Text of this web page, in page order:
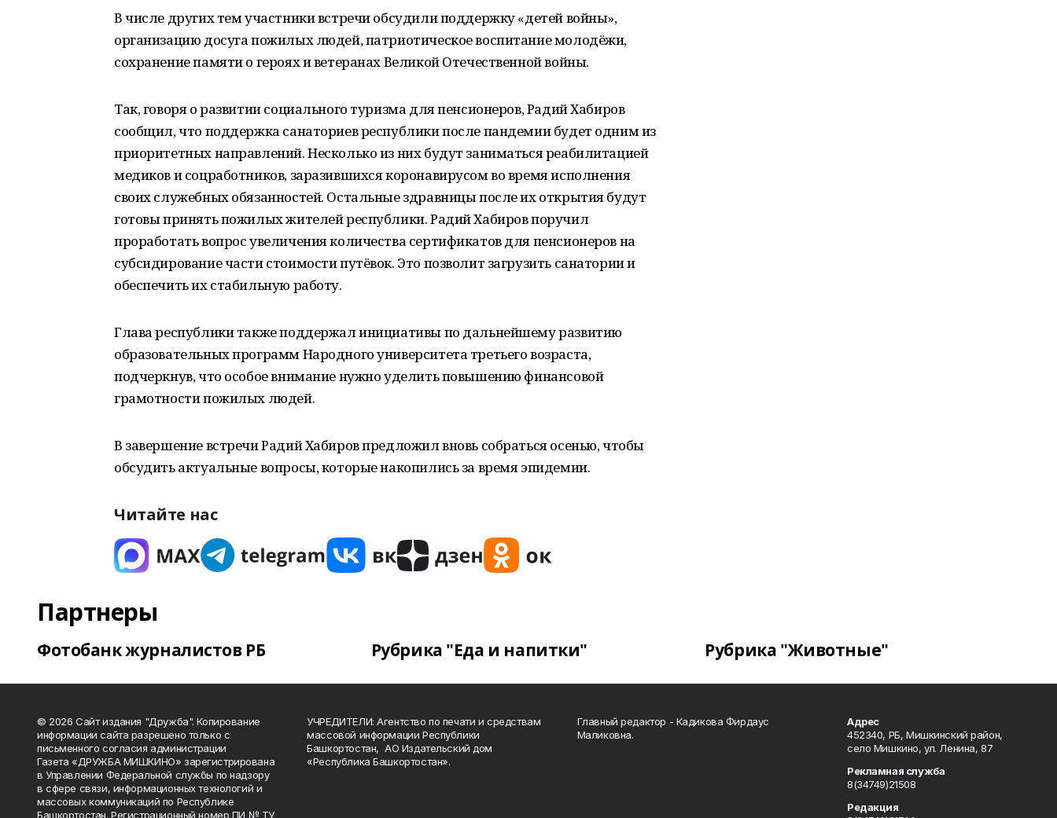
В числе других тем участники встречи обсудили поддержку «детей войны»,
организацию досуга пожилых людей, патриотическое воспитание молодёжи,
сохранение памяти о героях и ветеранах Великой Отечественной войны.
Так, говоря о развитии социального туризма для пенсионеров, Радий Хабиров
сообщил, что поддержка санаториев республики после пандемии будет одним из
приоритетных направлений. Несколько из них будут заниматься реабилитацией
медиков и соцработников, заразившихся коронавирусом во время исполнения
своих служебных обязанностей. Остальные здравницы после их открытия будут
готовы принять пожилых жителей республики. Радий Хабиров поручил
проработать вопрос увеличения количества сертификатов для пенсионеров на
субсидирование части стоимости путёвок. Это позволит загрузить санатории и
обеспечить их стабильную работу.
Глава республики также поддержал инициативы по дальнейшему развитию
образовательных программ Народного университета третьего возраста,
подчеркнув, что особое внимание нужно уделить повышению финансовой
грамотности пожилых людей.
В завершение встречи Радий Хабиров предложил вновь собраться осенью, чтобы
обсудить актуальные вопросы, которые накопились за время эпидемии.
Читайте нас
Партнеры
Фотобанк журналистов РБ Рубрика "Еда и напитки" Рубрика "Животные"
© 2026 Сайт издания "Дружба". Копирование
информации сайта разрешено только с
письменного согласия администрации
Газета «ДРУЖБА МИШКИНО» зарегистрирована
в Управлении Федеральной службы по надзору
в сфере связи, информационных технологий и
массовых коммуникаций по Республике
Башкортостан. Регистрационный номер ПИ № ТУ
УЧРЕДИТЕЛИ: Агентство по печати и средствам
массовой информации Республики
Башкортостан, АО Издательский дом
«Республика Башкортостан».
Главный редактор - Кадикова Фирдаус
Маликовна.
Адрес
452340, РБ, Мишкинский район,
село Мишкино, ул. Ленина, 87
Рекламная служба
8(34749)21508
Редакция